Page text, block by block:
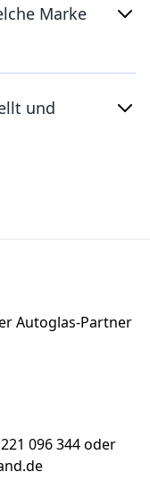
Marke
und
Autoglas-Partner
096 344 oder